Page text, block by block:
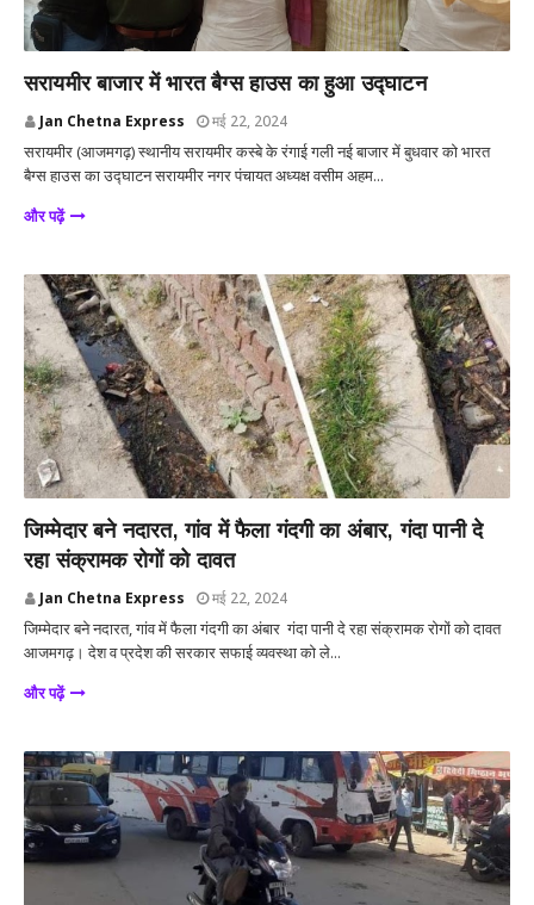
सरायमीर बाजार में भारत बैग्स हाउस का हुआ उद्घाटन
Jan Chetna Express मई 22, 2024
सरायमीर (आजमगढ़) स्थानीय सरायमीर कस्बे के रंगाई गली नई बाजार में बुधवार को भारत
बैग्स हाउस का उद्घाटन सरायमीर नगर पंचायत अध्यक्ष वसीम अहम...
और पढ़ें
जिम्मेदार बने नदारत, गांव में फैला गंदगी का अंबार, गंदा पानी दे
रहा संक्रामक रोगों को दावत
Jan Chetna Express मई 22, 2024
जिम्मेदार बने नदारत, गांव में फैला गंदगी का अंबार गंदा पानी दे रहा संक्रामक रोगों को दावत
आजमगढ़। देश व प्रदेश की सरकार सफाई व्यवस्था को ले...
और पढ़ें